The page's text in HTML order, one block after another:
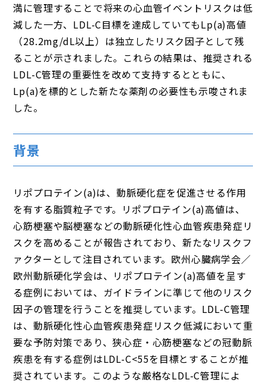
満に管理することで将来の心血管イベントリスクは低
減した一方、LDL-C目標を達成していてもLp(a)高値
（28.2mg/dL以上）は独立したリスク因子として残
ることが示されました。これらの結果は、推奨される
LDL-C管理の重要性を改めて支持するとともに、
Lp(a)を標的とした新たな薬剤の必要性も示唆されま
した。
背景
リポプロテイン(a)は、動脈硬化症を促進させる作用
を有する脂質粒子です。リポプロテイン(a)高値は、
心筋梗塞や脳梗塞などの動脈硬化性心血管疾患発症リ
スクを高めることが報告されており、新たなリスクフ
ァクターとして注目されています。欧州心臓病学会／
欧州動脈硬化学会は、リポプロテイン(a)高値を呈す
る症例においては、ガイドラインに準じて他のリスク
因子の管理を行うことを推奨しています。LDL-C管理
は、動脈硬化性心血管疾患発症リスク低減において重
要な予防対策であり、狭心症・心筋梗塞などの冠動脈
疾患を有する症例はLDL-C<55を目標とすることが推
奨されています。このような厳格なLDL-C管理によ